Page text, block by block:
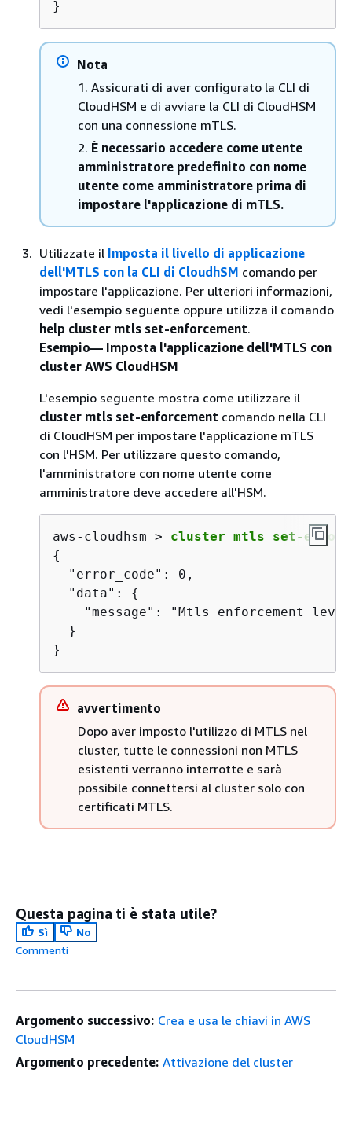
}
Nota
1. Assicurati di aver configurato la CLI di
CloudHSM e di avviare la CLI di CloudHSM
con una connessione mTLS.
2. È necessario accedere come utente
amministratore predefinito con nome
utente come amministratore prima di
impostare l'applicazione di mTLS.
Utilizzate il Imposta il livello di applicazione
dell'MTLS con la CLI di CloudhSM comando per
impostare l'applicazione. Per ulteriori informazioni,
vedi l'esempio seguente oppure utilizza il comando
help cluster mtls set-enforcement.
Esempio— Imposta l'applicazione dell'MTLS con
cluster AWS CloudHSM
L'esempio seguente mostra come utilizzare il
cluster mtls set-enforcement comando nella CLI
di CloudHSM per impostare l'applicazione mTLS
con l'HSM. Per utilizzare questo comando,
l'amministratore con nome utente come
amministratore deve accedere all'HSM.
aws-cloudhsm > cluster mtls set-
{
  "error_code": 0,
  "data":
{
"message": "Mtls enforcement
  }
}
avvertimento
Dopo aver imposto l'utilizzo di MTLS nel
cluster, tutte le connessioni non MTLS
esistenti verranno interrotte e sarà
possibile connettersi al cluster solo con
certificati MTLS.
Questa pagina ti è stata utile?
Sì
No
Commenti
Argomento successivo: Crea e usa le chiavi in AWS
CloudHSM
Argomento precedente: Attivazione del cluster